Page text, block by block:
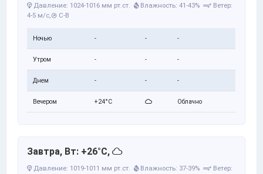
Давление: 1024-1016 мм рт.ст. Влажность: 41-43%
Ветер:
4-5 м/с,
С-В
Ночью - - -
Утром - - -
Днем - - -
Вечером +24°C Облачно
Завтра, Вт: +26°C,
Давление: 1019-1011 мм рт.ст. Влажность: 37-39%
Ветер: